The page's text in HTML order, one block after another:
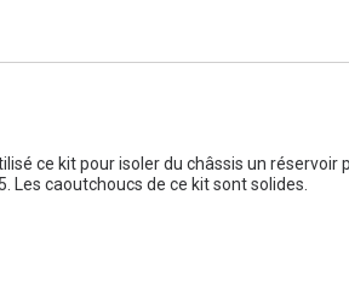
ce kit pour isoler du châssis un réservoir
Les caoutchoucs de ce kit sont solides.